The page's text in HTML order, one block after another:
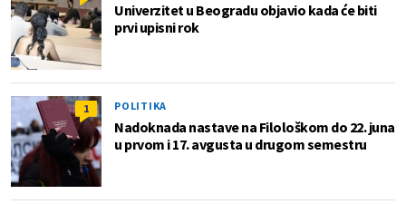
Univerzitet u Beogradu objavio kada će biti
prvi upisni rok
1 POLITIKA
Nadoknada nastave na Filološkom do 22. juna
u prvom i 17. avgusta u drugom semestru